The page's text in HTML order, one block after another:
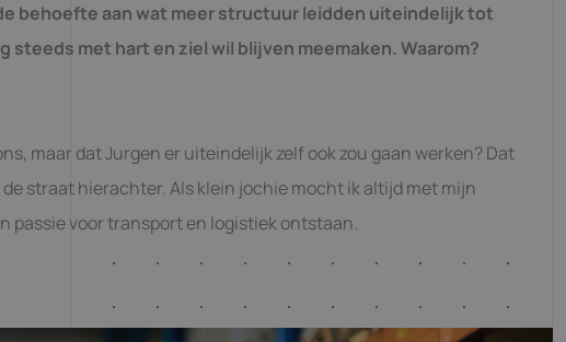
Werken bij(4)
behoefte aan wat meer structuur leidden uiteindelijk tot
steeds met hart en ziel wil blijven meemaken. Waarom?
maar dat Jurgen er uiteindelijk zelf ook zou gaan werken? Dat
straat hierachter. Als klein jochie mocht ik altijd met mijn
passie voor transport en logistiek ontstaan.